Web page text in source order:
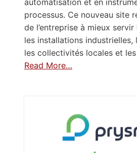
automatisation et en
processus. Ce nouveau site
de l’entreprise à mieux
les installations industrielles,
les collectivités locales et
Read More…